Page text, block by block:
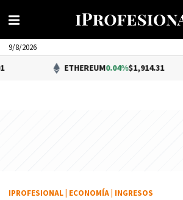
9/8/2026
ETHEREUM0.04%$1,914.31
IPROFESIONAL ECONOMÍA INGRESOS